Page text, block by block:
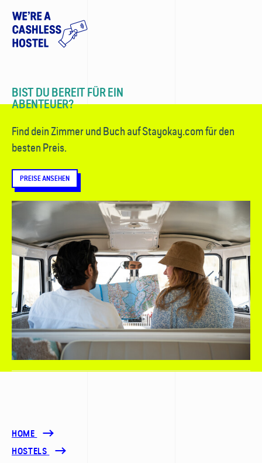
BIST DU BEREIT FÜR EIN
ABENTEUER?
Find dein Zimmer und Buch auf Stayokay.com für den
besten Preis.
PREISE ANSEHEN
HOME
HOSTELS